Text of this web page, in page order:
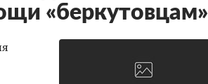
«беркутовцам»